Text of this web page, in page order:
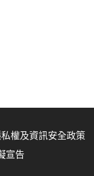
私權及資訊安全政策
宣告